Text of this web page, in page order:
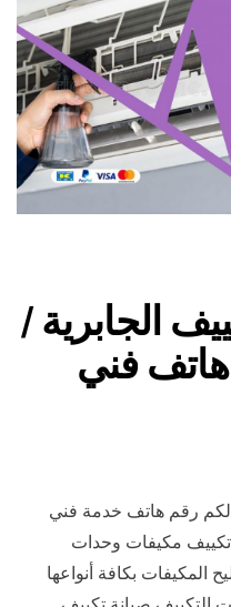
الجابرية /
/ رقم هاتف فني
رقم هاتف خدمة فني
مكيفات وحدات
المكيفات بكافة أنواعها